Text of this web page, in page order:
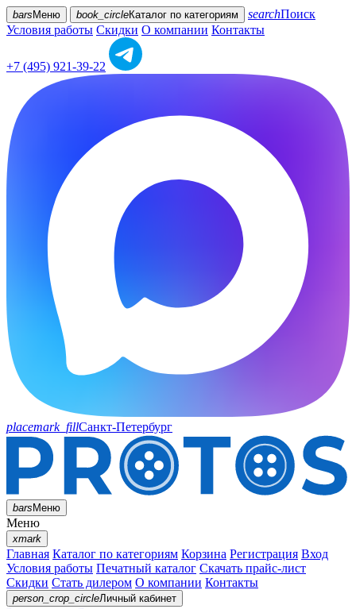
bars Меню book_circleКаталог по категориям searchПоиск
Условия работы Скидки О компании Контакты
+7 (495) 921-39-22
placemark_fillСанкт-Петербург
barsМеню
Меню
xmark
Главная Каталог по категориям Корзина Регистрация Вход
Условия работы Печатный каталог Скачать прайс-лист
Скидки Стать дилером О компании Контакты
person_crop_circleЛичный кабинет